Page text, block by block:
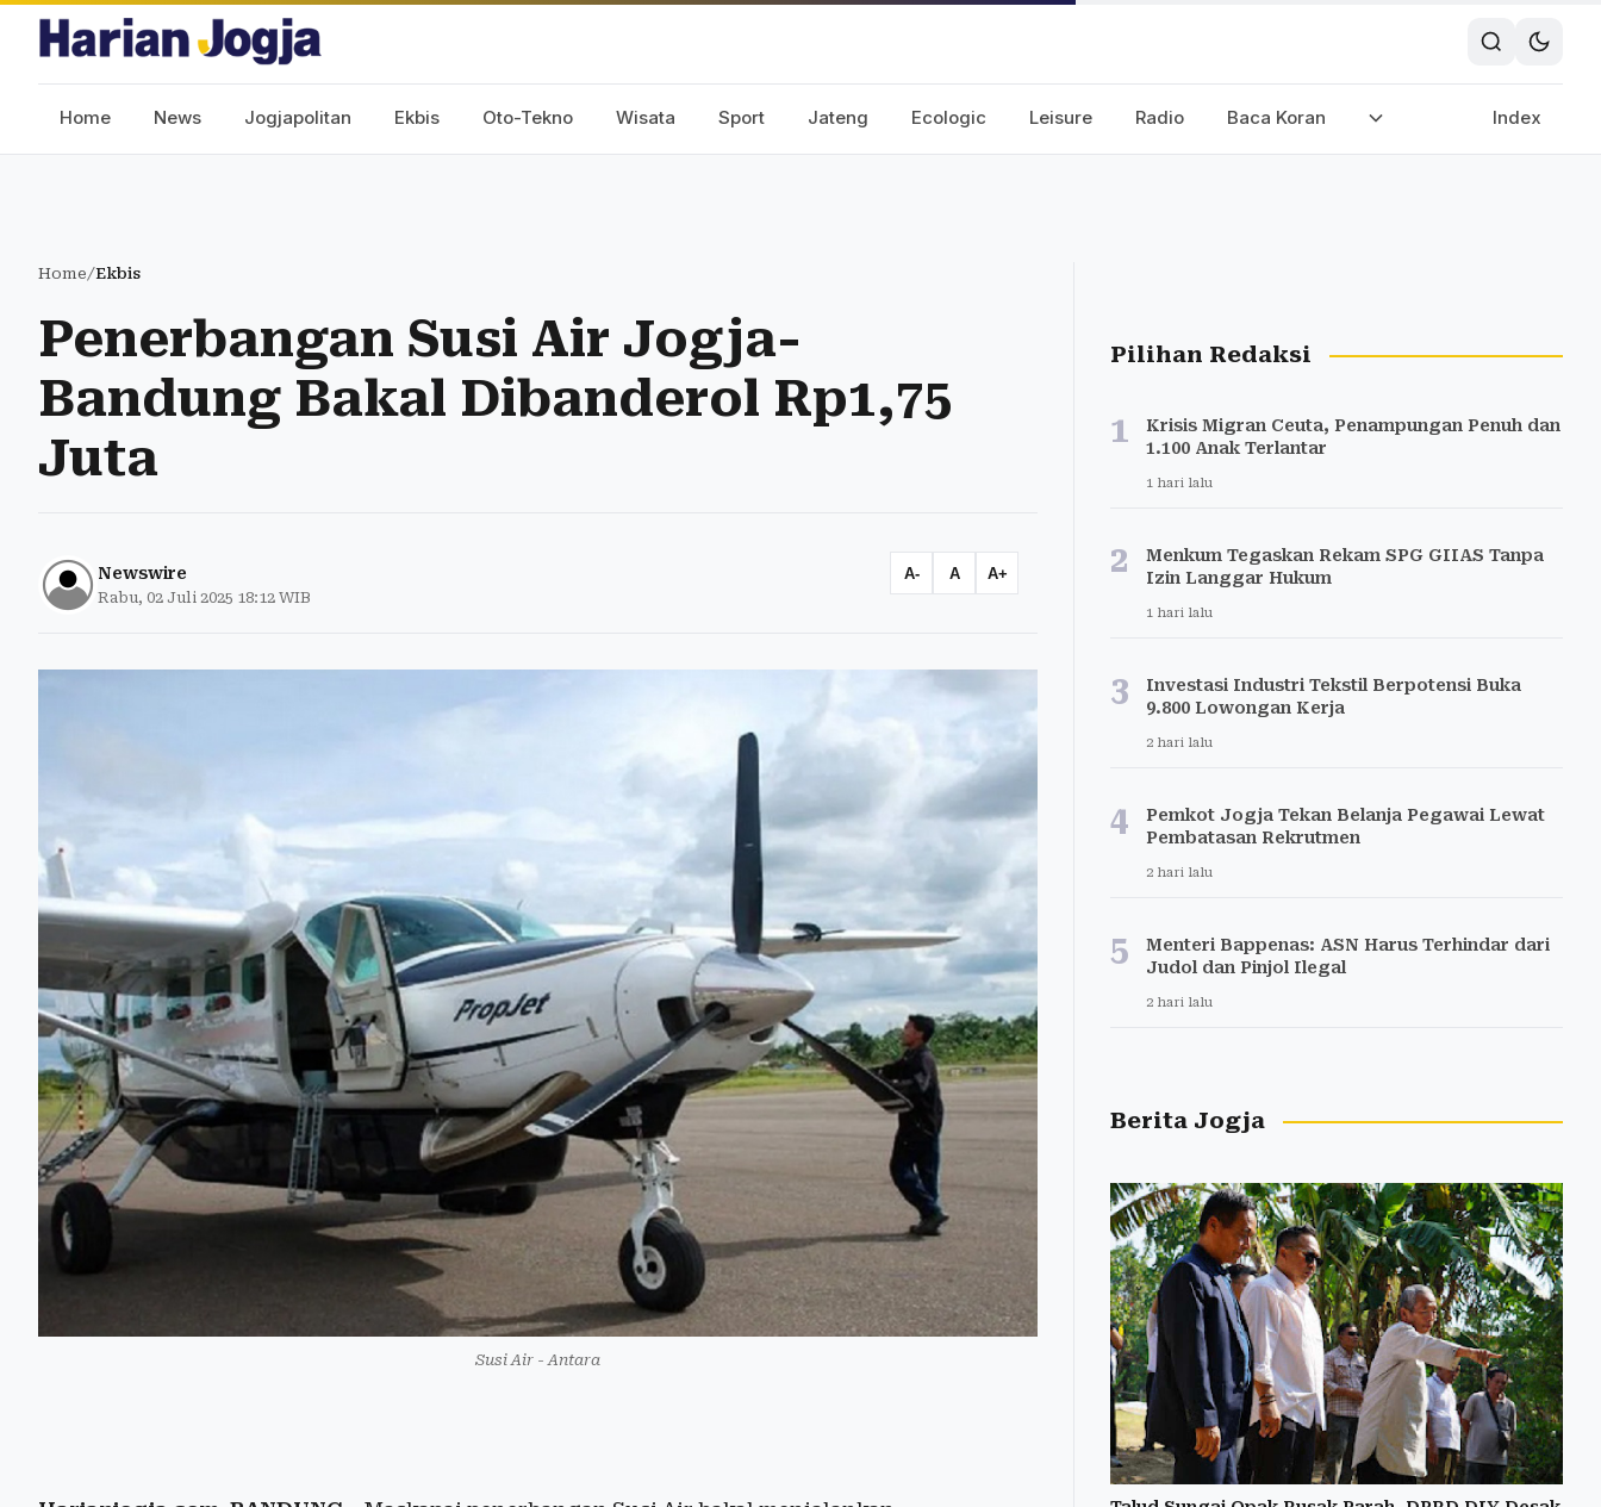
Home News Jogjapolitan Ekbis Oto-Tekno Wisata Sport Jateng Ecologic Leisure Radio Baca Koran Index
Home/Ekbis
Penerbangan Susi Air Jogja-
Bandung Bakal Dibanderol Rp1,75
Juta
Newswire
Rabu, 02 Juli 2025 18:12 WIB
A- A A+
Susi Air - Antara
Pilihan Redaksi
1
Krisis Migran Ceuta, Penampungan Penuh dan
1.100 Anak Terlantar
1 hari lalu
2
Menkum Tegaskan Rekam SPG GIIAS Tanpa
Izin Langgar Hukum
1 hari lalu
3
Investasi Industri Tekstil Berpotensi Buka
9.800 Lowongan Kerja
2 hari lalu
4
Pemkot Jogja Tekan Belanja Pegawai Lewat
Pembatasan Rekrutmen
2 hari lalu
5
Menteri Bappenas: ASN Harus Terhindar dari
Judol dan Pinjol Ilegal
2 hari lalu
Berita Jogja